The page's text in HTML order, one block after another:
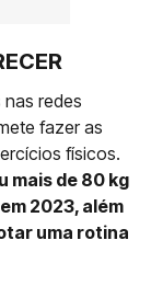
redes
fazer as
físicos.
mais de 80 kg
2023, além
uma rotina